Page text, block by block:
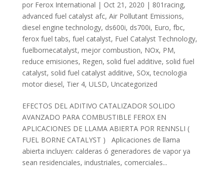
por Ferox International | Oct 21, 2020 | 801racing,
advanced fuel catalyst afc, Air Pollutant Emissions,
diesel engine technology, ds600i, ds700i, Euro, fbc,
ferox fuel tabs, fuel catalyst, Fuel Catalyst Technology,
fuelbornecatalyst, mejor combustion, NOx, PM,
reduce emisiones, Regen, solid fuel additive, solid fuel
catalyst, solid fuel catalyst additive, SOx,tecnologia
motor diesel, Tier 4, ULSD, Uncategorized
EFECTOS DEL ADITIVO CATALIZADOR SOLIDO
AVANZADO PARA COMBUSTIBLE FEROX EN
APLICACIONES DE LLAMA ABIERTA POR RENNSLI (
FUEL BORNE CATALYST ) Aplicaciones de llama
abierta incluyen: calderas ó generadores de vapor ya
sean residenciales, industriales, comerciales...